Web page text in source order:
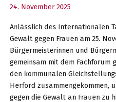
24. November 2025
Anlässlich des Internationalen
Gewalt gegen Frauen am 25.
Bürgermeisterinnen und
gemeinsam mit dem Fachforum
den kommunalen
Herford zusammengekommen,
gegen die Gewalt an Frauen zu